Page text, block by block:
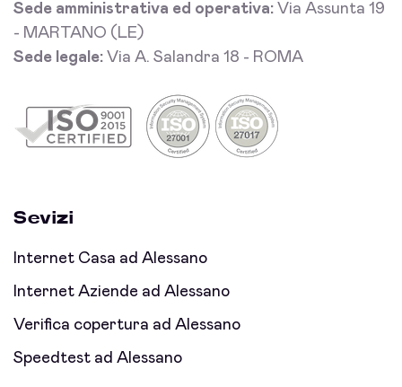
Sede amministrativa ed operativa: Via Assunta 19
- MARTANO (LE)
Sede legale: Via A. Salandra 18 - ROMA
Sevizi
Internet Casa ad Alessano
Internet Aziende ad Alessano
Verifica copertura ad Alessano
Speedtest ad Alessano